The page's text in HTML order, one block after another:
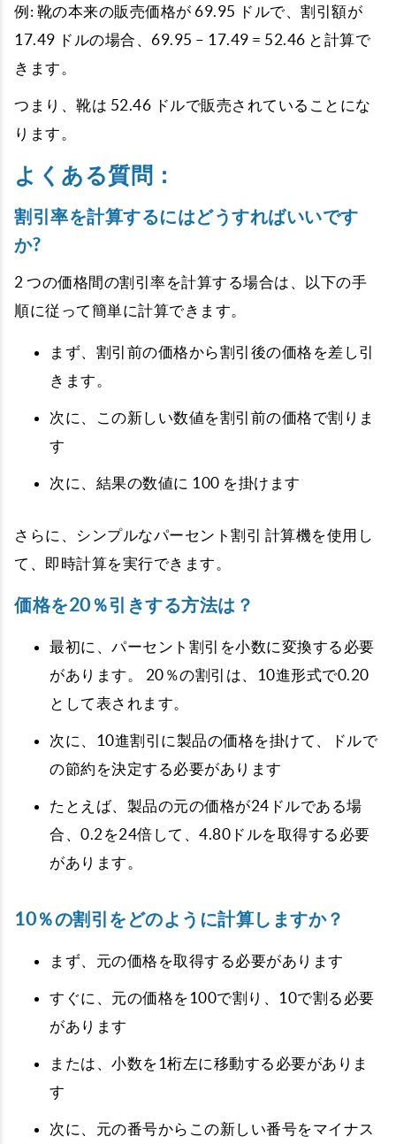
例: 靴の本来の販売価格が 69.95 ドルで、割引額が
17.49 ドルの場合、69.95 – 17.49 = 52.46 と計算で
きます。
つまり、靴は 52.46 ドルで販売されていることにな
ります。
よくある質問：
割引率を計算するにはどうすればいいです
か?
2 つの価格間の割引率を計算する場合は、以下の手
順に従って簡単に計算できます。
まず、割引前の価格から割引後の価格を差し引
きます。
次に、この新しい数値を割引前の価格で割りま
す
次に、結果の数値に 100 を掛けます
さらに、シンプルなパーセント割引 計算機を使用し
て、即時計算を実行できます。
価格を20％引きする方法は？
最初に、パーセント割引を小数に変換する必要
があります。 20％の割引は、10進形式で0.20
として表されます。
次に、10進割引に製品の価格を掛けて、ドルで
の節約を決定する必要があります
たとえば、製品の元の価格が24ドルである場
合、0.2を24倍して、4.80ドルを取得する必要
があります。
10％の割引をどのように計算しますか？
まず、元の価格を取得する必要があります
すぐに、元の価格を100で割り、10で割る必要
があります
または、小数を1桁左に移動する必要がありま
す
次に、元の番号からこの新しい番号をマイナス